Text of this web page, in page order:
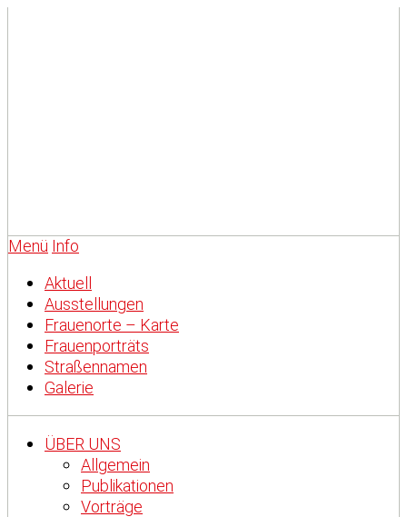
Menü Info
Aktuell
Ausstellungen
Frauenorte – Karte
Frauenporträts
Straßennamen
Galerie
ÜBER UNS
Allgemein
Publikationen
Vorträge